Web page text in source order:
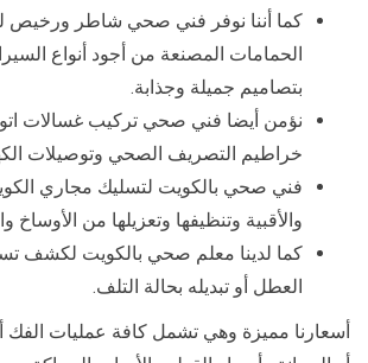
كما أننا نوفر فني صحي شاطر ورخيص
الحمامات المصنعة من أجود أنواع
بتصاميم جميلة وجذابة.
نؤمن أيضا فني صحي تركيب غسالات
خراطيم التصريف الصحي وتوصيلات
فني صحي بالكويت لتسليك مجاري
والأقبية وتنظيفها وتعزيلها من الأوساخ
كما لدينا معلم صحي بالكويت لكشف
العطل أو تبديله بحالة التلف.
أسعارنا مميزة وهي تشمل كافة عمليات الفك